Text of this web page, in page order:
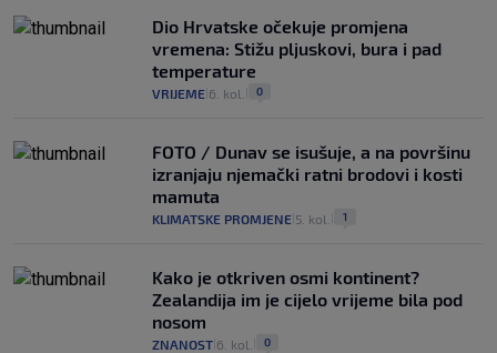
Dio Hrvatske očekuje promjena
vremena: Stižu pljuskovi, bura i pad
temperature
VRIJEME 6. kol. 0
FOTO / Dunav se isušuje, a na površinu
izranjaju njemački ratni brodovi i kosti
mamuta
KLIMATSKE PROMJENE 5. kol. 1
Kako je otkriven osmi kontinent?
Zealandija im je cijelo vrijeme bila pod
nosom
ZNANOST 6. kol. 0